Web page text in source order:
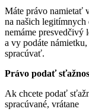
Máte právo namietať
na našich
nemáme presvedčivý
a vy podáte
spracúvať.
Právo podať
Ak chcete podať
spracúvané, vrátane